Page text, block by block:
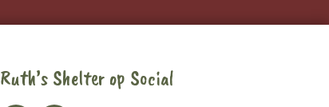
Ruth’s Shelter op Social